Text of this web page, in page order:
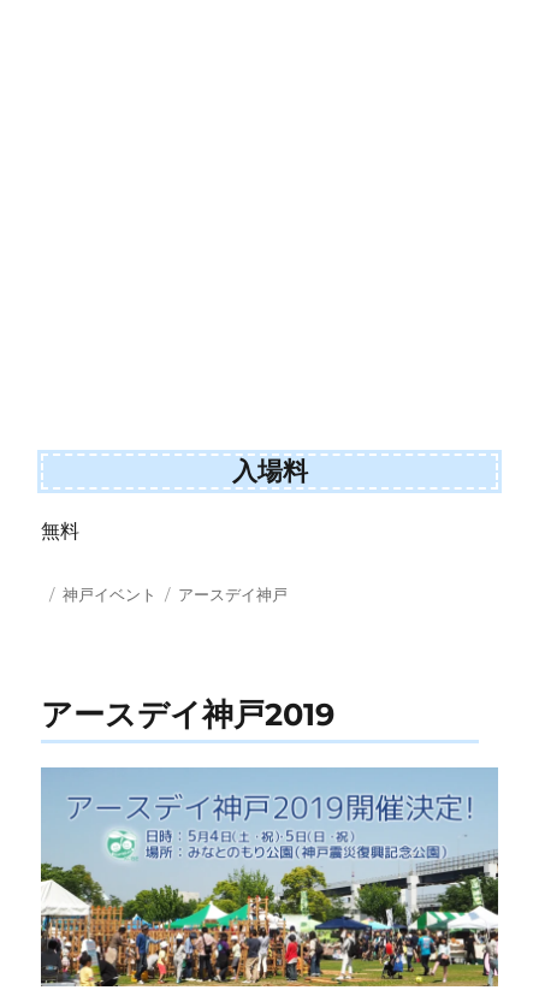
入場料
無料
投 カ
神戸イベント
タ
アースデイ神戸
アースデイ神戸2019